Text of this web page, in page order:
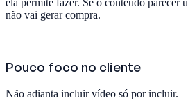
não vai gerar compra.
Pouco foco no cliente
Não adianta incluir vídeo só por incluir.